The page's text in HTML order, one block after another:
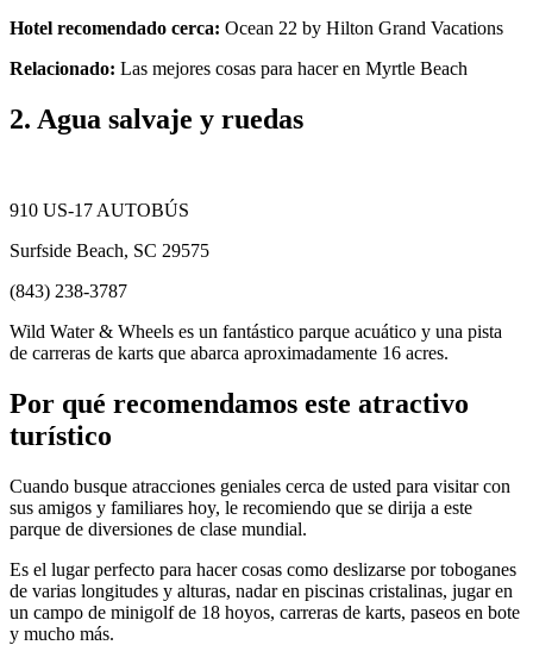
Hotel recomendado cerca: Ocean 22 by Hilton Grand Vacations
Relacionado: Las mejores cosas para hacer en Myrtle Beach
2. Agua salvaje y ruedas
910 US-17 AUTOBÚS
Surfside Beach, SC 29575
(843) 238-3787
Wild Water & Wheels es un fantástico parque acuático y una pista
de carreras de karts que abarca aproximadamente 16 acres.
Por qué recomendamos este atractivo
turístico
Cuando busque atracciones geniales cerca de usted para visitar con
sus amigos y familiares hoy, le recomiendo que se dirija a este
parque de diversiones de clase mundial.
Es el lugar perfecto para hacer cosas como deslizarse por toboganes
de varias longitudes y alturas, nadar en piscinas cristalinas, jugar en
un campo de minigolf de 18 hoyos, carreras de karts, paseos en bote
y mucho más.